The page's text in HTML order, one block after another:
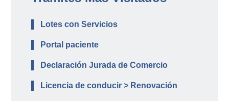
Lotes con Servicios
Portal paciente
Declaración Jurada de Comercio
Licencia de conducir > Renovación